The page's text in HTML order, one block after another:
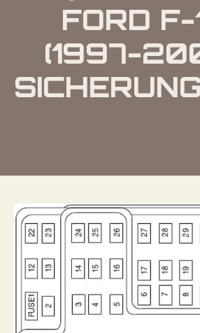
FORD
(1997-